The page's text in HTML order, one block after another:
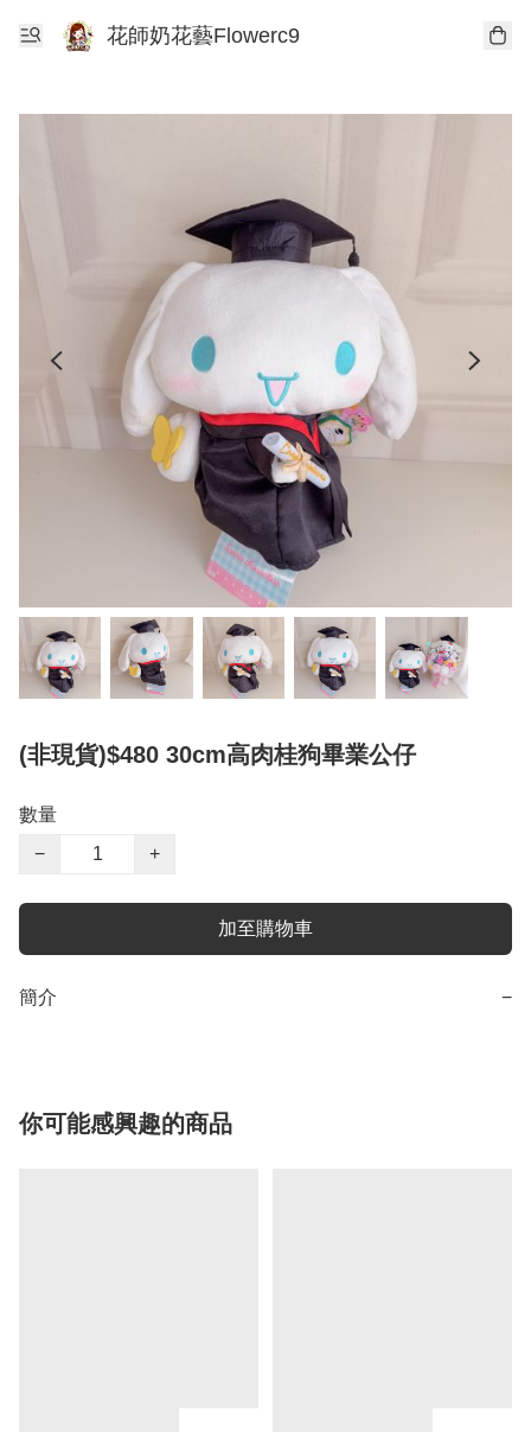
花師奶花藝Flowerc9
(非現貨)$480 30cm高肉桂狗畢業公仔
數量
−
+
加至購物車
簡介 −
你可能感興趣的商品